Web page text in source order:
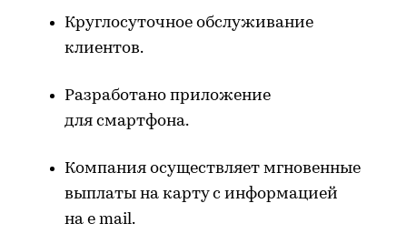
Круглосуточное обслуживание
клиентов.
Разработано приложение
для смартфона.
Компания осуществляет мгновенные
выплаты на карту с информацией
на e mail.